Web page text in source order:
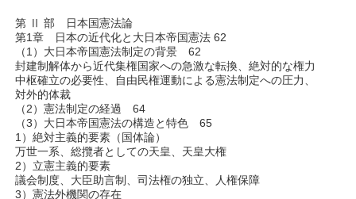
第 Ⅱ 部 日本国憲法論
第1章 日本の近代化と大日本帝国憲法 62
（1）大日本帝国憲法制定の背景 62
封建制解体から近代集権国家への急激な転換、絶対的な権力
中枢確立の必要性、自由民権運動による憲法制定への圧力、
対外的体裁
（2）憲法制定の経過 64
（3）大日本帝国憲法の構造と特色 65
1）絶対主義的要素（国体論）
万世一系、総攬者としての天皇、天皇大権
2）立憲主義的要素
議会制度、大臣助言制、司法権の独立、人権保障
3）憲法外機関の存在